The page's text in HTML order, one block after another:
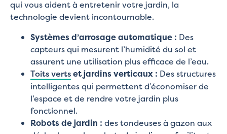
qui vous aident à entretenir votre jardin, la
technologie devient incontournable.
Systèmes d’arrosage automatique : Des
capteurs qui mesurent l’humidité du sol et
assurent une utilisation plus efficace de l’eau.
Toits vertset jardins verticaux : Des structures
intelligentes qui permettent d’économiser de
l’espace et de rendre votre jardin plus
fonctionnel.
Robots de jardin : des tondeuses à gazon aux